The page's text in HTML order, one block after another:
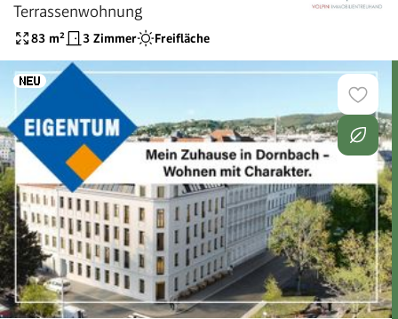
Terrassenwohnung
83 m² 3 Zimmer Freifläche